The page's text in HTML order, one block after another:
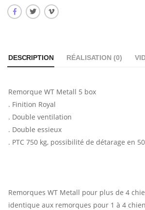
DESCRIPTION RÉALISATION (0)
Remorque WT Metall 5 box
. Finition Royal
. Double ventilation
. Double essieux
. PTC 750 kg, possibilité de détarage en
Remorques WT Metall pour plus de 4
identique aux remorques pour 1 à 4